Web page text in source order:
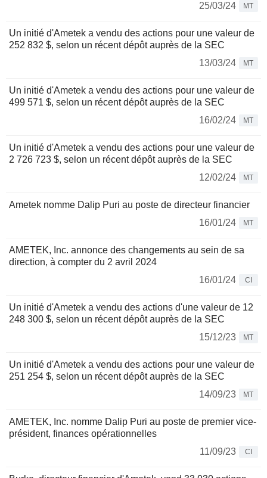
25/03/24
MT
Un initié d'Ametek a vendu des actions pour une valeur de
252 832 $, selon un récent dépôt auprès de la SEC
13/03/24
MT
Un initié d'Ametek a vendu des actions pour une valeur de
499 571 $, selon un récent dépôt auprès de la SEC
16/02/24
MT
Un initié d'Ametek a vendu des actions pour une valeur de
2 726 723 $, selon un récent dépôt auprès de la SEC
12/02/24
MT
Ametek nomme Dalip Puri au poste de directeur financier
16/01/24
MT
AMETEK, Inc. annonce des changements au sein de sa
direction, à compter du 2 avril 2024
16/01/24
CI
Un initié d'Ametek a vendu des actions d'une valeur de 12
248 300 $, selon un récent dépôt auprès de la SEC
15/12/23
MT
Un initié d'Ametek a vendu des actions pour une valeur de
251 254 $, selon un récent dépôt auprès de la SEC
14/09/23
MT
AMETEK, Inc. nomme Dalip Puri au poste de premier vice-
président, finances opérationnelles
11/09/23
CI